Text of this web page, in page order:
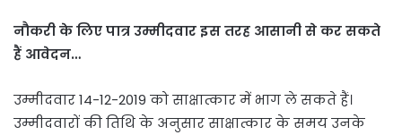
नौकरी के लिए पात्र उम्मीदवार इस तरह आसानी से कर सकते
हैं आवेदन…
उम्मीदवार 14-12-2019 को साक्षात्कार में भाग ले सकते हैं।
उम्मीदवारों की तिथि के अनुसार साक्षात्कार के समय उनके